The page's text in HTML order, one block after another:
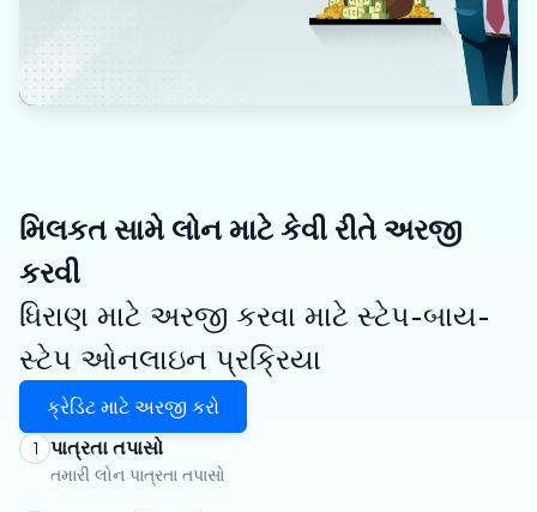
મિલકત સામે લોન માટે કેવી રીતે અરજી
કરવી
ધિરાણ માટે અરજી કરવા માટે સ્ટેપ-બાય-
સ્ટેપ ઓનલાઇન પ્રક્રિયા
ક્રેડિટ માટે અરજી કરો
1 પાત્રતા તપાસો
તમારી લોન પાત્રતા તપાસો